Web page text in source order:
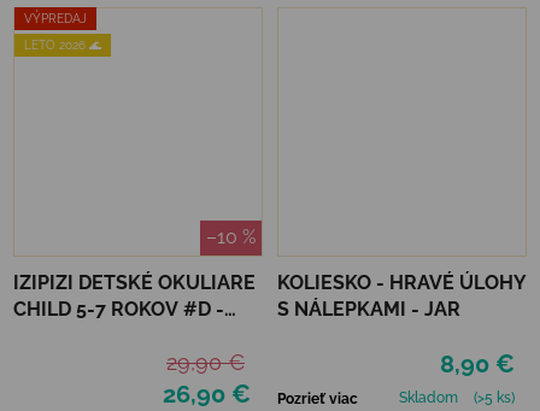
VÝPREDAJ
LETO 2026 🌊
–10 %
IZIPIZI DETSKÉ OKULIARE
CHILD 5-7 ROKOV #D -
26,90 €
29,90 €
KOLIESKO - HRAVÉ ÚLOHY
S NÁLEPKAMI - JAR
8,90 €
Pozrieť viac Skladom (>5 ks)